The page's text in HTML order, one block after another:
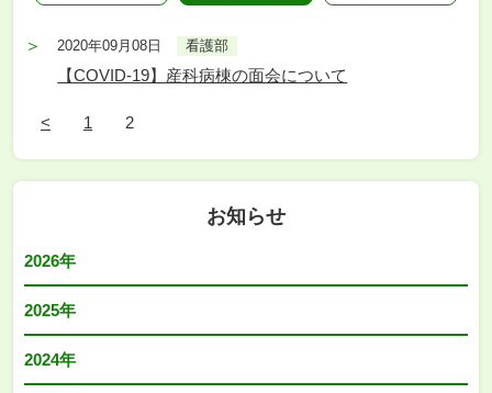
2020年09月08日 看護部
【COVID-19】産科病棟の面会について
< 1 2
お知らせ
2026年
2025年
2024年